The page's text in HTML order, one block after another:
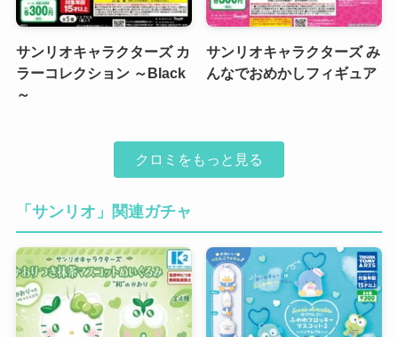
サンリオキャラクターズ カ
ラーコレクション ～Black
～
サンリオキャラクターズ み
んなでおめかしフィギュア
クロミをもっと見る
「サンリオ」関連ガチャ